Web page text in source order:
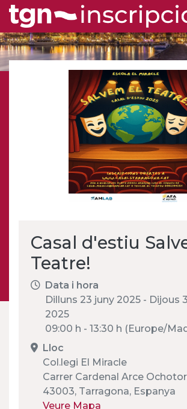
Casal d'estiu
Teatre!
Data i hora
Dilluns 23 juny 2025 - Dijous
2025
09:00 h - 13:30 h (Europe/
Lloc
Col.legi El Miracle
Carrer Cardenal Arce
43003, Tarragona, Espanya
Veure Mapa